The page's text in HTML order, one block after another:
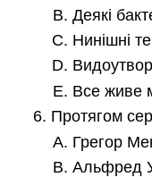
Деякі
Нинішні
Все живе
Протягом
Грегор
Альфред